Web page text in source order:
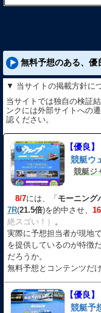
無料予想のある、優
▼ 当サイトの掲載方針に
当サイトでは独自の検証
ンクには外部サイトへの
認ください。
【優良】
競艇ウ
競艇ジ
8/7には、「 モーニング
7R(21.5倍)を的中させ、
絶スゴい！） 。
実際に予想担当者が現地
を提供しているのが特徴だ
だろうか。
無料予想とコンテンツだ
【優良】
競艇予